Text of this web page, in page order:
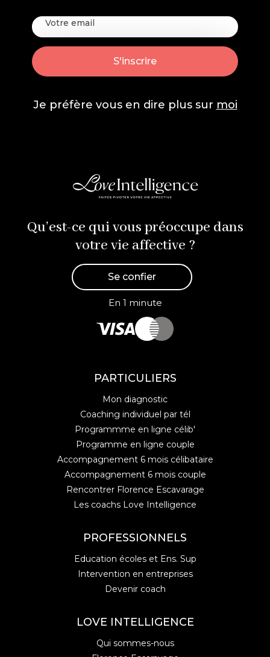
Je préfère vous en dire plus sur moi
Qu’est-ce qui vous préoccupe dans
votre vie affective ?
Se confier
En 1 minute
PARTICULIERS
Mon diagnostic
Coaching individuel par tél
Programmme en ligne célib'
Programme en ligne couple
Accompagnement 6 mois célibataire
Accompagnement 6 mois couple
Rencontrer Florence Escavarage
Les coachs Love Intelligence
PROFESSIONNELS
Education écoles et Ens. Sup
Intervention en entreprises
Devenir coach
LOVE INTELLIGENCE
Qui sommes-nous